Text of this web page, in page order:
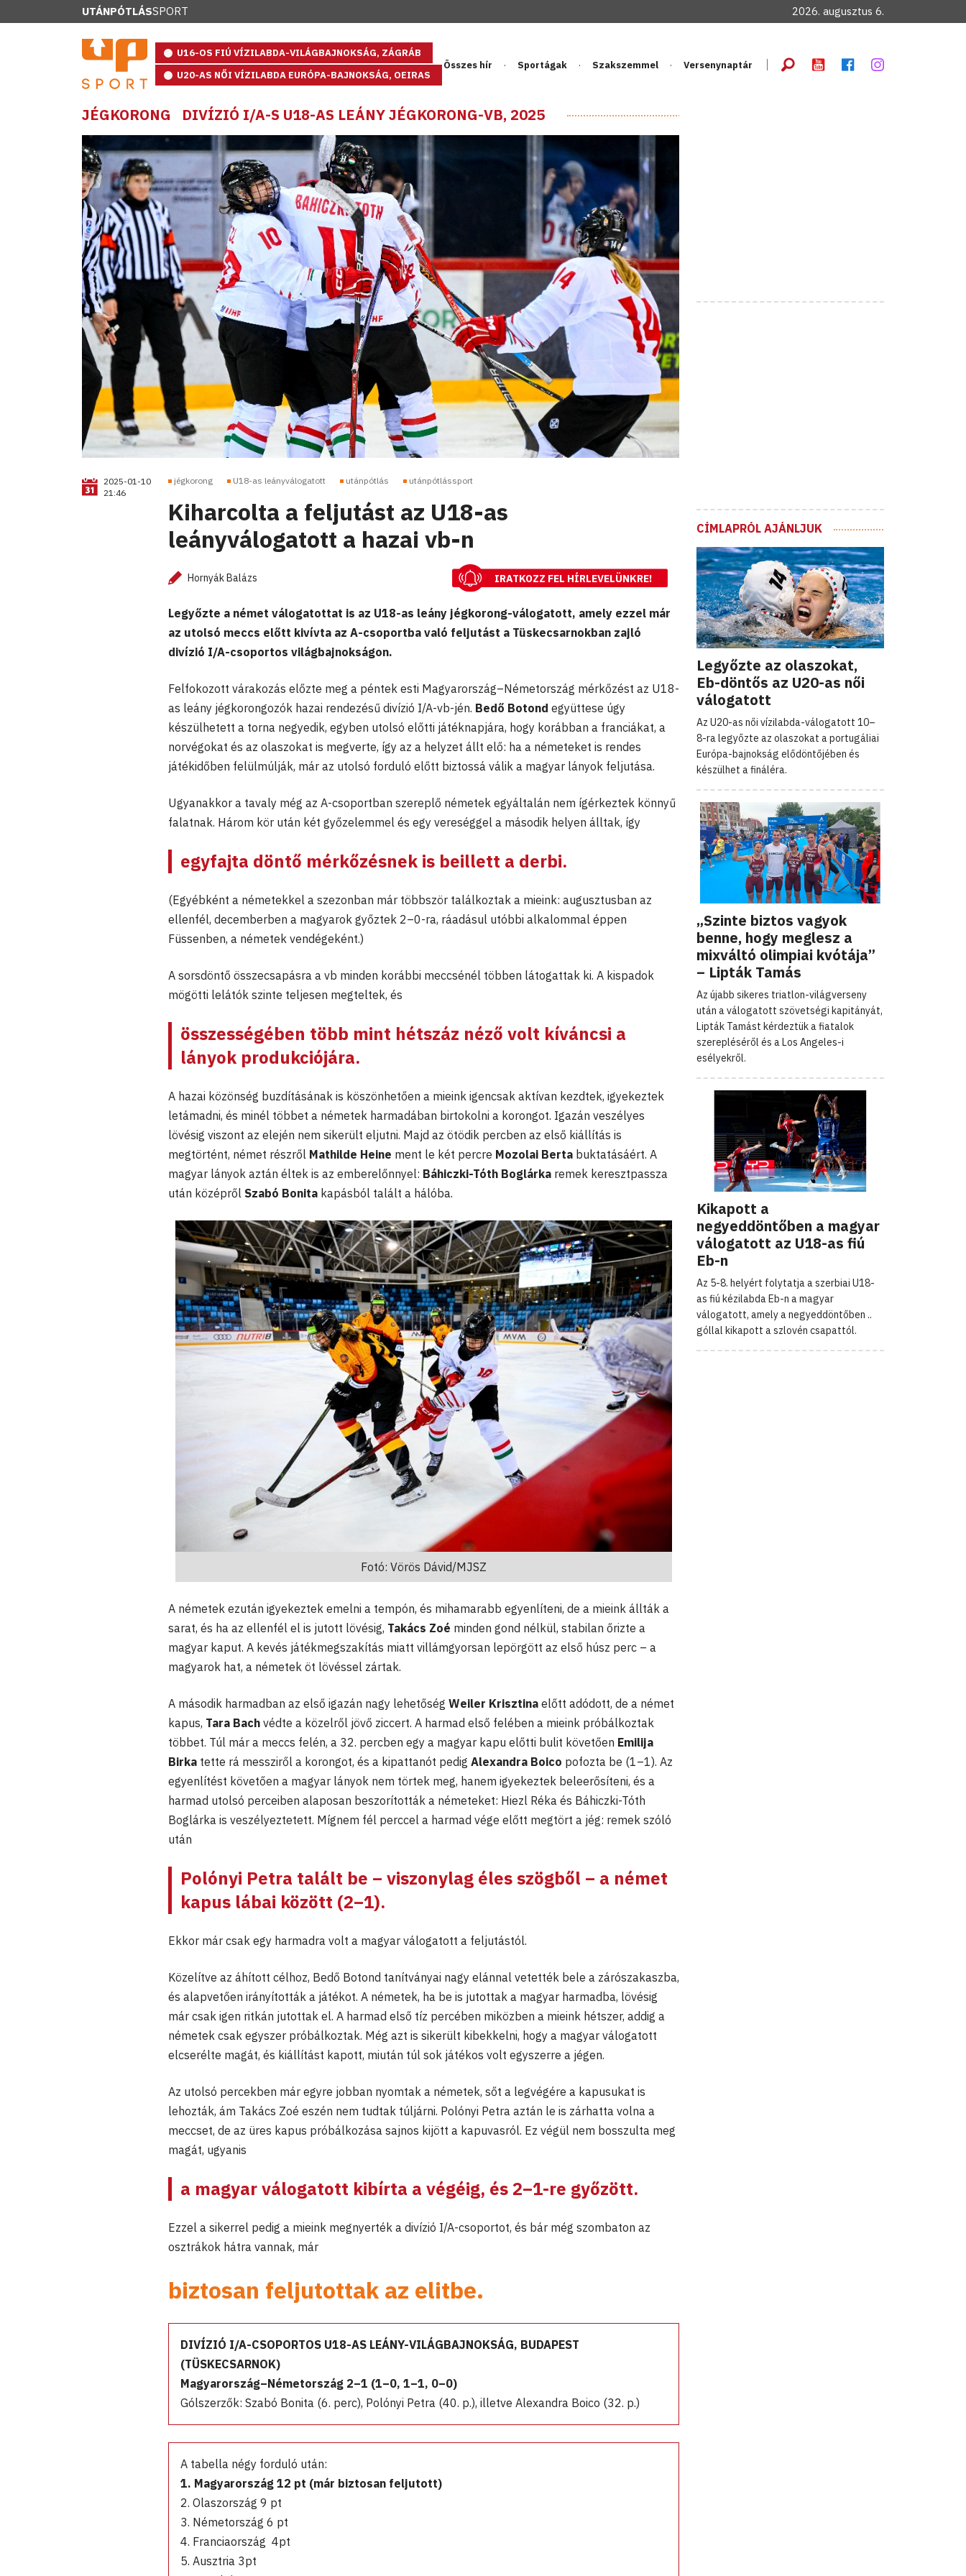
UTÁNPÓTLÁSSPORT 2026. augusztus 6.
U16-OS FIÚ VÍZILABDA-VILÁGBAJNOKSÁG, ZÁGRÁB
U20-AS NŐI VÍZILABDA EURÓPA-BAJNOKSÁG, OEIRAS
Összes hír Sportágak Szakszemmel Versenynaptár
JÉGKORONG DIVÍZIÓ I/A-S U18-AS LEÁNY JÉGKORONG-VB, 2025
2025-01-10
21:46
jégkorong U18-as leányválogatott utánpótlás utánpótlássport
Kiharcolta a feljutást az U18-as
leányválogatott a hazai vb-n
Hornyák Balázs IRATKOZZ FEL HÍRLEVELÜNKRE!
Legyőzte a német válogatottat is az U18-as leány jégkorong-válogatott, amely ezzel már
az utolsó meccs előtt kivívta az A-csoportba való feljutást a Tüskecsarnokban zajló
divízió I/A-csoportos világbajnokságon.
Felfokozott várakozás előzte meg a péntek esti Magyarország–Németország mérkőzést az U18-
as leány jégkorongozók hazai rendezésű divízió I/A-vb-jén. Bedő Botond együttese úgy
készülhetett a torna negyedik, egyben utolsó előtti játéknapjára, hogy korábban a franciákat, a
norvégokat és az olaszokat is megverte, így az a helyzet állt elő: ha a németeket is rendes
játékidőben felülmúlják, már az utolsó forduló előtt biztossá válik a magyar lányok feljutása.
Ugyanakkor a tavaly még az A-csoportban szereplő németek egyáltalán nem ígérkeztek könnyű
falatnak. Három kör után két győzelemmel és egy vereséggel a második helyen álltak, így
egyfajta döntő mérkőzésnek is beillett a derbi.
(Egyébként a németekkel a szezonban már többször találkoztak a mieink: augusztusban az
ellenfél, decemberben a magyarok győztek 2–0-ra, ráadásul utóbbi alkalommal éppen
Füssenben, a németek vendégeként.)
A sorsdöntő összecsapásra a vb minden korábbi meccsénél többen látogattak ki. A kispadok
mögötti lelátók szinte teljesen megteltek, és
összességében több mint hétszáz néző volt kíváncsi a
lányok produkciójára.
A hazai közönség buzdításának is köszönhetően a mieink igencsak aktívan kezdtek, igyekeztek
letámadni, és minél többet a németek harmadában birtokolni a korongot. Igazán veszélyes
lövésig viszont az elején nem sikerült eljutni. Majd az ötödik percben az első kiállítás is
megtörtént, német részről Mathilde Heine ment le két percre Mozolai Berta buktatásáért. A
magyar lányok aztán éltek is az emberelőnnyel: Báhiczki-Tóth Boglárka remek keresztpassza
után középről Szabó Bonita kapásból talált a hálóba.
Fotó: Vörös Dávid/MJSZ
A németek ezután igyekeztek emelni a tempón, és mihamarabb egyenlíteni, de a mieink állták a
sarat, és ha az ellenfél el is jutott lövésig, Takács Zoé minden gond nélkül, stabilan őrizte a
magyar kaput. A kevés játékmegszakítás miatt villámgyorsan lepörgött az első húsz perc – a
magyarok hat, a németek öt lövéssel zártak.
A második harmadban az első igazán nagy lehetőség Weiler Krisztina előtt adódott, de a német
kapus, Tara Bach védte a közelről jövő ziccert. A harmad első felében a mieink próbálkoztak
többet. Túl már a meccs felén, a 32. percben egy a magyar kapu előtti bulit követően Emilija
Birka tette rá messziről a korongot, és a kipattanót pedig Alexandra Boico pofozta be (1–1). Az
egyenlítést követően a magyar lányok nem törtek meg, hanem igyekeztek beleerősíteni, és a
harmad utolsó perceiben alaposan beszorították a németeket: Hiezl Réka és Báhiczki-Tóth
Boglárka is veszélyeztetett. Mígnem fél perccel a harmad vége előtt megtört a jég: remek szóló
után
Polónyi Petra talált be – viszonylag éles szögből – a német
kapus lábai között (2–1).
Ekkor már csak egy harmadra volt a magyar válogatott a feljutástól.
Közelítve az áhított célhoz, Bedő Botond tanítványai nagy elánnal vetették bele a zárószakaszba,
és alapvetően irányították a játékot. A németek, ha be is jutottak a magyar harmadba, lövésig
már csak igen ritkán jutottak el. A harmad első tíz percében miközben a mieink hétszer, addig a
németek csak egyszer próbálkoztak. Még azt is sikerült kibekkelni, hogy a magyar válogatott
elcserélte magát, és kiállítást kapott, miután túl sok játékos volt egyszerre a jégen.
Az utolsó percekben már egyre jobban nyomtak a németek, sőt a legvégére a kapusukat is
lehozták, ám Takács Zoé eszén nem tudtak túljárni. Polónyi Petra aztán le is zárhatta volna a
meccset, de az üres kapus próbálkozása sajnos kijött a kapuvasról. Ez végül nem bosszulta meg
magát, ugyanis
a magyar válogatott kibírta a végéig, és 2–1-re győzött.
Ezzel a sikerrel pedig a mieink megnyerték a divízió I/A-csoportot, és bár még szombaton az
osztrákok hátra vannak, már
biztosan feljutottak az elitbe.
DIVÍZIÓ I/A-CSOPORTOS U18-AS LEÁNY-VILÁGBAJNOKSÁG, BUDAPEST
(TÜSKECSARNOK)
Magyarország–Németország 2–1 (1–0, 1–1, 0–0)
Gólszerzők: Szabó Bonita (6. perc), Polónyi Petra (40. p.), illetve Alexandra Boico (32. p.)
A tabella négy forduló után:
1. Magyarország 12 pt (már biztosan feljutott)
2. Olaszország 9 pt
3. Németország 6 pt
4. Franciaország 4pt
5. Ausztria 3pt
CÍMLAPRÓL AJÁNLJUK
Legyőzte az olaszokat,
Eb-döntős az U20-as női
válogatott
Az U20-as női vízilabda-válogatott 10–
8-ra legyőzte az olaszokat a portugáliai
Európa-bajnokság elődöntőjében és
készülhet a fináléra.
„Szinte biztos vagyok
benne, hogy meglesz a
mixváltó olimpiai kvótája”
– Lipták Tamás
Az újabb sikeres triatlon-világverseny
után a válogatott szövetségi kapitányát,
Lipták Tamást kérdeztük a fiatalok
szerepléséről és a Los Angeles-i
esélyekről.
Kikapott a
negyeddöntőben a magyar
válogatott az U18-as fiú
Eb-n
Az 5-8. helyért folytatja a szerbiai U18-
as fiú kézilabda Eb-n a magyar
válogatott, amely a negyeddöntőben ..
góllal kikapott a szlovén csapattól.